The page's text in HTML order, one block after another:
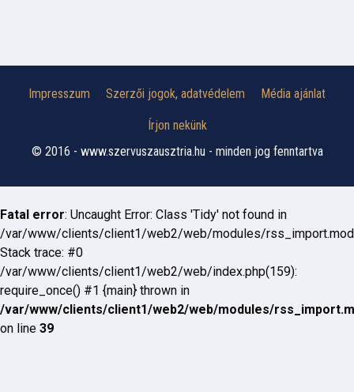
Impresszum Szerzői jogok, adatvédelem Média ajánlat
Írjon nekünk
© 2016 - www.szervuszausztria.hu - minden jog fenntartva
Fatal error: Uncaught Error: Class 'Tidy' not found in
/var/www/clients/client1/web2/web/modules/
Stack trace: #0
/var/www/clients/client1/web2/web/index.php(159):
require_once() #1 {main} thrown in
/var/www/clients/client1/web2/web/modules/
on line 39